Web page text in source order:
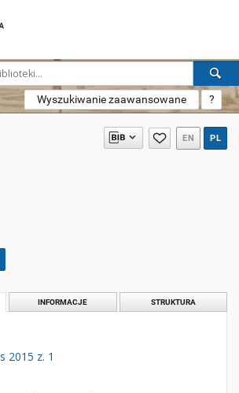
Wyszukiwanie zaawansowane ?
EN PL
INFORMACJE STRUKTURA
2015 z. 1